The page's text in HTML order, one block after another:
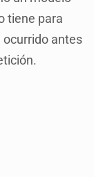
tiene para
antes